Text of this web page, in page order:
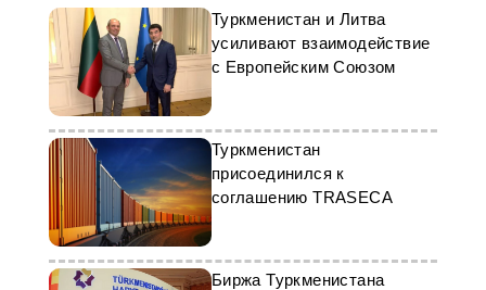
Туркменистан и Литва
усиливают взаимодействие
с Европейским Союзом
Туркменистан
присоединился к
соглашению TRASECA
Биржа Туркменистана